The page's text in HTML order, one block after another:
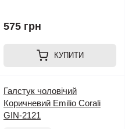
575 грн
КУПИТИ
Галстук чоловічий
Коричневий Emilio Corali
GIN-2121